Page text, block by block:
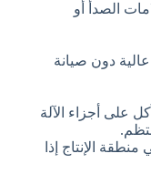
الصدأ أو
دون صيانة
على أجزاء الآلة
الإنتاج إذا